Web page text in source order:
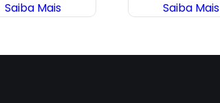
Saiba Mais Saiba Mais